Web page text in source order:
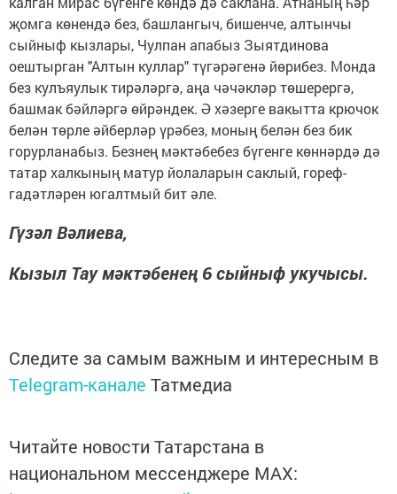
җомга көнендә без, башлангыч, бишенче, алтынчы
сыйныф кызлары, Чулпан апабыз Зыятдинова
оештырган "Алтын куллар" түгәрәгенә йөрибез. Монда
без кулъяулык тирәләргә, аңа чәчәкләр төшерергә,
башмак бәйләргә өйрәндек. Ә хәзерге вакытта крючок
белән төрле әйберләр үрәбез, моның белән без бик
горурланабыз. Безнең мәктәбебез бүгенге көннәрдә дә
татар халкының матур йолаларын саклый, гореф-
гадәтләрен югалтмый бит әле.
Гүзәл Вәлиева,
Кызыл Тау мәктәбенең 6 сыйныф укучысы.
Следите за самым важным и интересным в
Telegram-канале Татмедиа
Читайте новости Татарстана в
национальном мессенджере MАХ: